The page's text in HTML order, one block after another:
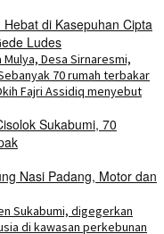
di Kasepuhan Cipta
Ludes
Sukabumi, 70
Nasi Padang, Motor dan